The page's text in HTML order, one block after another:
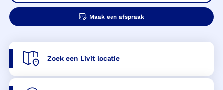
Maak een afspraak
Zoek een Livit locatie